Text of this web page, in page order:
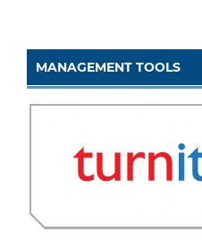
MANAGEMENT TOOLS